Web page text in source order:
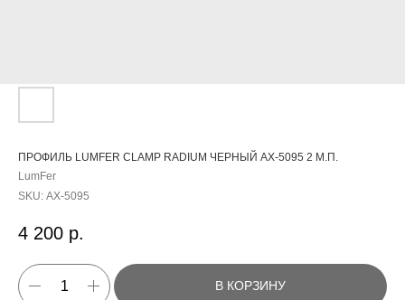
ПРОФИЛЬ LUMFER CLAMP RADIUM ЧЕРНЫЙ АХ-5095 2 М.П.
LumFer
SKU: АХ-5095
4 200 р.
В КОРЗИНУ